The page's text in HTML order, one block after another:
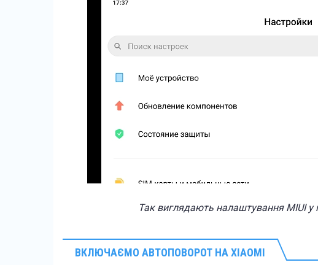
Так виглядають налаштування MIUI у
ВКЛЮЧАЄМО АВТОПОВОРОТ НА XIAOMI